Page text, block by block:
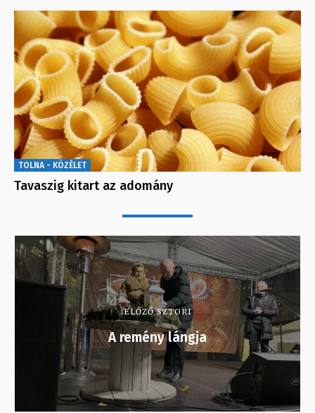
TOLNA - KÖZÉLET
Tavaszig kitart az adomány
ELŐZŐ SZTORI
A remény lángja